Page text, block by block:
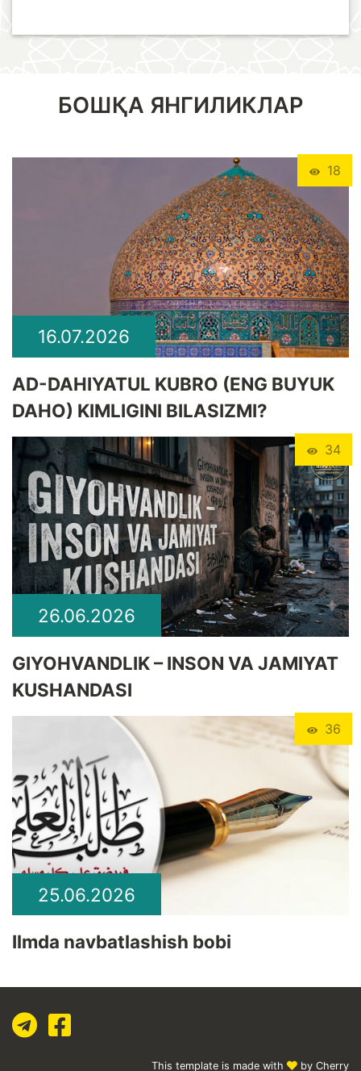
БОШҚА ЯНГИЛИКЛАР
18
16.07.2026
​AD-DAHIYATUL KUBRO (ENG BUYUK
DAHO) KIMLIGINI BILASIZMI?
34
26.06.2026
GIYOHVANDLIK – INSON VA JAMIYAT
KUSHANDASI
36
25.06.2026
Ilmda navbatlashish bobi
This template is made with by Cherry